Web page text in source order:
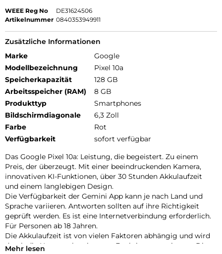
WEEE Reg No
DE31624506
Artikelnummer 0840353949911
Zusätzliche Informationen
Marke
Google
Modellbezeichnung
Pixel 10a
Speicherkapazität
128 GB
Arbeitsspeicher (RAM)
8 GB
Produkttyp
Smartphones
Bildschirmdiagonale
6,3 Zoll
Farbe
Rot
Verfügbarkeit
sofort verfügbar
Das Google Pixel 10a: Leistung, die begeistert. Zu einem
Preis, der überzeugt. Mit einer beeindruckenden Kamera,
innovativen KI-Funktionen, über 30 Stunden Akkulaufzeit
und einem langlebigen Design.
Die Verfügbarkeit der Gemini App kann je nach Land und
Sprache variieren. Antworten sollten auf ihre Richtigkeit
geprüft werden. Es ist eine Internetverbindung erforderlich.
Für Personen ab 18 Jahren.
Die Akkulaufzeit ist von vielen Faktoren abhängig und wird
durch die Nutzung bestimmter Funktionen verringert. Die
Mehr lesen